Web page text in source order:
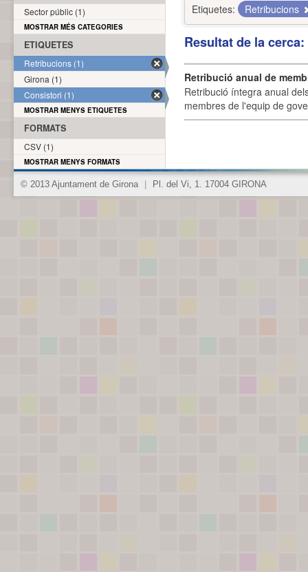
Etiquetes:
Retribucions
Resultat de la
Retribució anual de
Retribució íntegra anual
membres de l'equip de
Sector públic (1)
MOSTRAR MÉS CATEGORIES
ETIQUETES
Retribucions (1)
Girona (1)
Consistori (1)
MOSTRAR MENYS ETIQUETES
FORMATS
CSV (1)
MOSTRAR MENYS FORMATS
© 2013 Ajuntament de Girona Pl. del Vi, 1. 17004 GIRONA